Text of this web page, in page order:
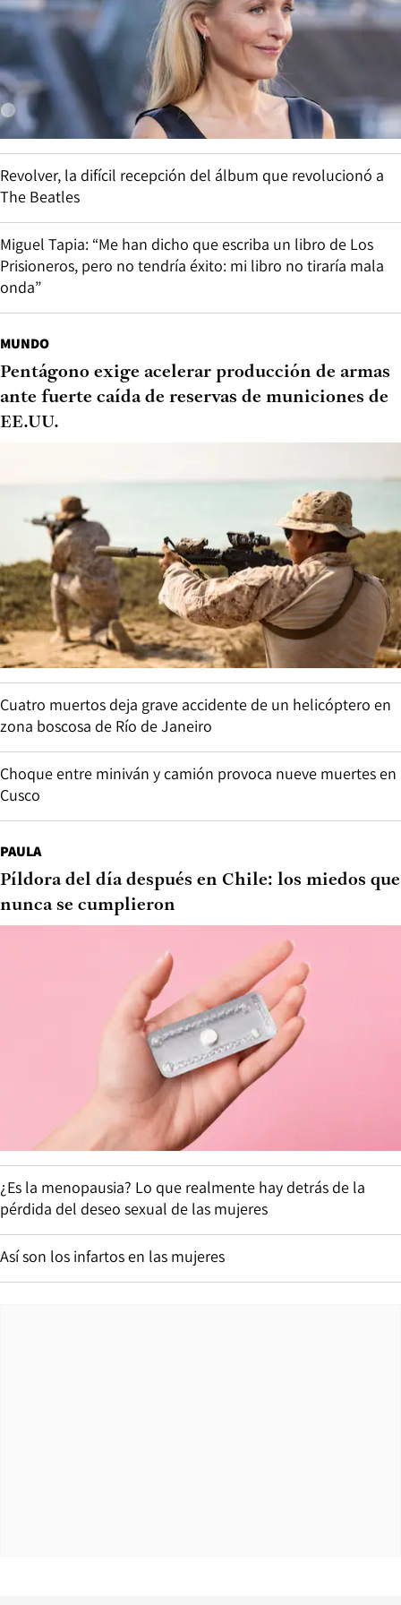
Revolver, la difícil recepción del álbum que revolucionó a
The Beatles
Miguel Tapia: “Me han dicho que escriba un libro de Los
Prisioneros, pero no tendría éxito: mi libro no tiraría mala
onda”
MUNDO
Pentágono exige acelerar producción de armas
ante fuerte caída de reservas de municiones de
EE.UU.
Cuatro muertos deja grave accidente de un helicóptero en
zona boscosa de Río de Janeiro
Choque entre miniván y camión provoca nueve muertes en
Cusco
PAULA
Píldora del día después en Chile: los miedos que
nunca se cumplieron
¿Es la menopausia? Lo que realmente hay detrás de la
pérdida del deseo sexual de las mujeres
Así son los infartos en las mujeres